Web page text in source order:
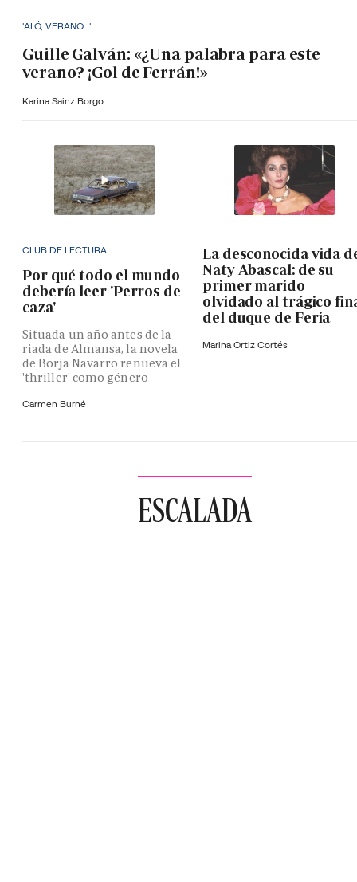
'ALÓ, VERANO...'
Guille Galván: «¿Una palabra para este
verano? ¡Gol de Ferrán!»
Karina Sainz Borgo
CLUB DE LECTURA
Por qué todo el mundo
debería leer 'Perros de
caza'
Situada un año antes de la
riada de Almansa, la novela
de Borja Navarro renueva el
'thriller' como género
Carmen Burné
La desconocida vida
Naty Abascal: de su
primer marido
olvidado al trágico
del duque de Feria
Marina Ortiz Cortés
ESCALADA